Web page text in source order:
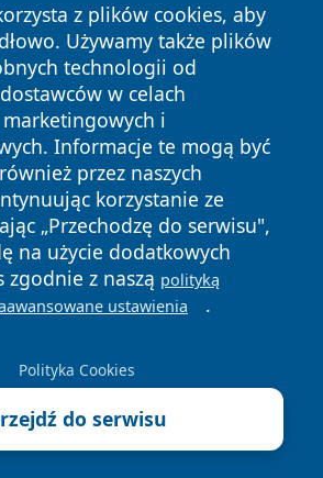
z plików cookies, aby
Używamy także plików
technologii od
w celach
i
Informacje te mogą być
przez naszych
korzystanie ze
„Przechodzę do serwisu",
na użycie dodatkowych
z naszą polityką
ustawienia .
Polityka Cookies
do serwisu
Wszystkie prawa
Polityka
Prywatności
Polityka
Cookies